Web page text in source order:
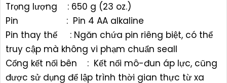
Trọng lượng : 650 g (23 oz.)
Pin : Pin 4 AA alkaline
Pin thay thế : Ngăn chứa pin riêng biệt, có thể
truy cập mà không vi phạm chuẩn seall
Cổng kết nối bên : Kết nối mô-đun áp lực, cũng
được sử dụng để lập trình thời gian thực từ xa